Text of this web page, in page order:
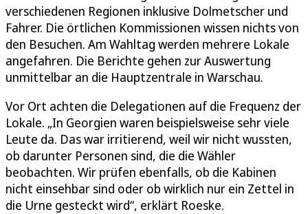
verschiedenen Regionen inklusive Dolmetscher und
Fahrer. Die örtlichen Kommissionen wissen nichts von
den Besuchen. Am Wahltag werden mehrere Lokale
angefahren. Die Berichte gehen zur Auswertung
unmittelbar an die Hauptzentrale in Warschau.
Vor Ort achten die Delegationen auf die Frequenz der
Lokale. „In Georgien waren beispielsweise sehr viele
Leute da. Das war irritierend, weil wir nicht wussten,
ob darunter Personen sind, die die Wähler
beobachten. Wir prüfen ebenfalls, ob die Kabinen
nicht einsehbar sind oder ob wirklich nur ein Zettel in
die Urne gesteckt wird“, erklärt Roeske.